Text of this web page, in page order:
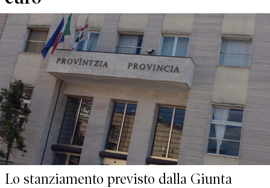
Lo stanziamento previsto dalla Giunta